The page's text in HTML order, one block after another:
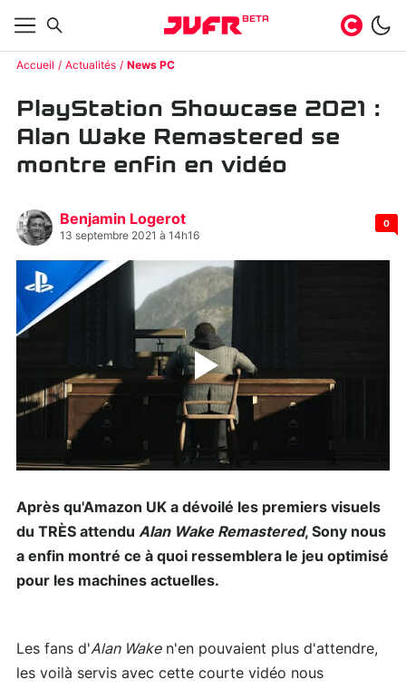
BETA
Accueil Actualités News PC
PlayStation Showcase 2021 :
Alan Wake Remastered se
montre enfin en vidéo
Benjamin Logerot
13 septembre 2021 à 14h16
0
Après qu'Amazon UK a dévoilé les premiers visuels
du TRÈS attendu Alan Wake Remastered, Sony nous
a enfin montré ce à quoi ressemblera le jeu optimisé
pour les machines actuelles.
Les fans d'Alan Waken'en pouvaient plus d'attendre,
les voilà servis avec cette courte vidéo nous